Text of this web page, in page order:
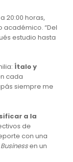
20:00 horas,
académico. “Del
estudio hasta
Ítalo y
cada
siempre me
a la
de
con una
en un